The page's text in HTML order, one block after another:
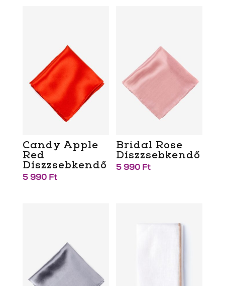
Candy Apple
Red
Díszzsebkendő
5 990 Ft
Bridal Rose
Díszzsebkendő
5 990 Ft